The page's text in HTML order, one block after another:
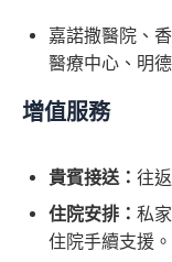
嘉諾撒醫院、
醫療中心、明
增值服務
貴賓接送： 往
住院安排： 私
住院手續支援。